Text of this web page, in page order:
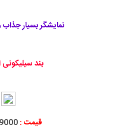
نمایشگر بسیار جذاب
بند سیلیکونی
قیمت :99000